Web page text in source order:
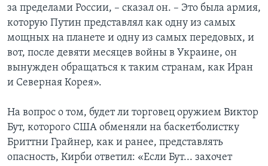
за пределами России, – сказал он. – Это была армия,
которую Путин представлял как одну из самых
мощных на планете и одну из самых передовых, и
вот, после девяти месяцев войны в Украине, он
вынужден обращаться к таким странам, как Иран
и Северная Корея».
На вопрос о том, будет ли торговец оружием Виктор
Бут, которого США обменяли на баскетболистку
Бриттни Грайнер, как и ранее, представлять
опасность, Кирби ответил: «Если Бут... захочет